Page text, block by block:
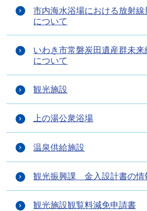
市内海水浴場における放射
について
いわき市常磐炭田遺産群未
について
観光施設
上の湯公衆浴場
温泉供給施設
観光振興課 金入設計書の情
観光施設観覧料減免申請書